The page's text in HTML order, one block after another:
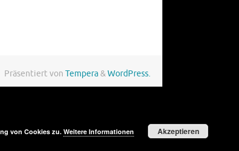
Präsentiert von Tempera&WordPress.
von Cookies zu. Weitere Informationen Akzeptieren